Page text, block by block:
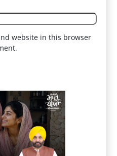
website in this browser